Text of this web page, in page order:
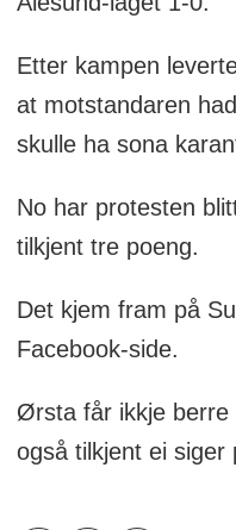
Etter kampen
at motstandaren
skulle ha sona
No har protesten
tilkjent tre poeng.
Det kjem fram på
Facebook-side.
Ørsta får ikkje berre
også tilkjent ei siger